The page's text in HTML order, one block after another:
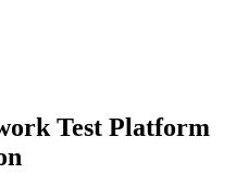
Test Platform